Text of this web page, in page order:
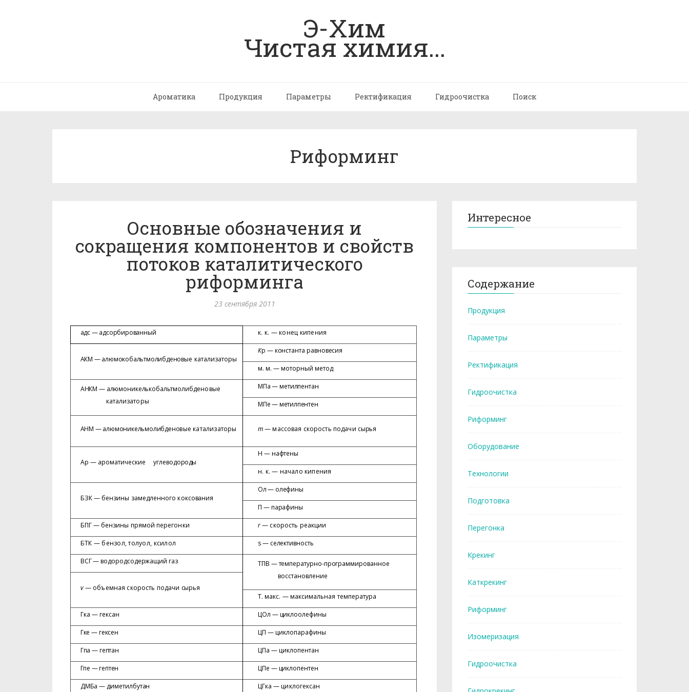
Э-Хим
Чистая химия...
Ароматика Продукция Параметры Ректификация Гидроочистка Поиск
Риформинг
Основные обозначения и
сокращения компонентов и свойств
потоков каталитического
риформинга
23 сентября 2011
адс — адсорбированный к. к. — конец кипения
АКМ — алюмокобальтмолибденовые катализаторы
Кр — константа равновесия
м. м. — моторный метод
АНКМ — алюмоникелькобальтмолибденовые
катализаторы
МПа — метилпентан
МПе — метилпентен
АНМ — алюмоникельмолибденовые катализаторы m— массовая скорость подачи сырья
Ар — ароматические углеводороды
Н — нафтены
н. к. — начало кипения
БЗК — бензины замедленного коксования
Ол — олефины
П — парафины
БПГ — бензины прямой перегонки r— скорость реакции
БТК — бензол, толуол, ксилол s— селективность
ВСГ — водородсодержащий газ ТПВ — температурно-программированное
восстановление
v— объемная скорость подачи сырья
Т. макс. — максимальная температура
Гка — гексан ЦОл — циклоолефины
Гке — гексен ЦП — циклопарафины
Гпа — гептан ЦПа — циклопентан
Гпе — гептен ЦПе — циклопентен
ДМБа — диметилбутан ЦГка — циклогексан
Интересное
Содержание
Продукция
Параметры
Ректификация
Гидроочистка
Риформинг
Оборудование
Технологии
Подготовка
Перегонка
Крекинг
Каткрекинг
Риформинг
Изомеризация
Гидроочистка